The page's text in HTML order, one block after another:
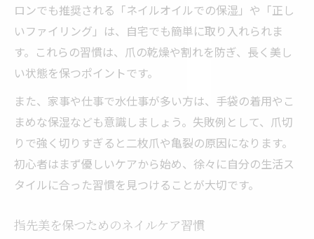
ロンでも推奨される「ネイルオイルでの保湿」や「正し
いファイリング」は、自宅でも簡単に取り入れられま
す。これらの習慣は、爪の乾燥や割れを防ぎ、長く美し
い状態を保つポイントです。
また、家事や仕事で水仕事が多い方は、手袋の着用やこ
まめな保湿なども意識しましょう。失敗例として、爪切
りで強く切りすぎると二枚爪や亀裂の原因になります。
初心者はまず優しいケアから始め、徐々に自分の生活ス
タイルに合った習慣を見つけることが大切です。
指先美を保つためのネイルケア習慣